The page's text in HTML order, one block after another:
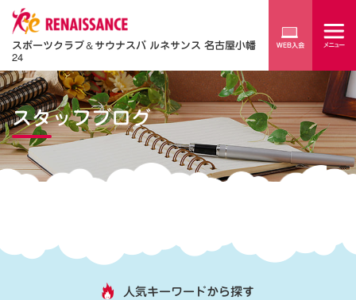
スポーツクラブ＆サウナスパ ルネサンス 名古屋小幡
24
スタッフブログ
人気キーワードから探す